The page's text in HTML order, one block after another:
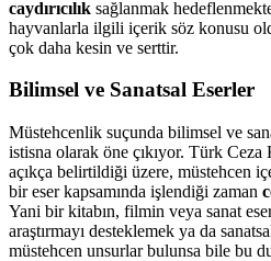
caydırıcılık sağlanmak
hayvanlarla ilgili içerik söz konusu
çok daha kesin ve serttir.
Bilimsel ve Sanatsal Eserler
Müstehcenlik suçunda bilimsel ve
istisna olarak öne çıkıyor. Türk
açıkça belirtildiği üzere, müstehcen
bir eser kapsamında işlendiği zaman
Yani bir kitabın, filmin veya sanat
araştırmayı desteklemek ya da
müstehcen unsurlar bulunsa bile bu